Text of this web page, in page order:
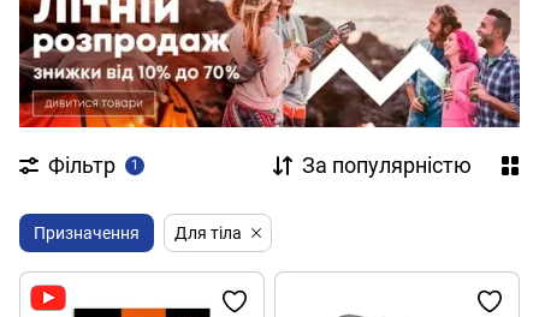
Фільтр 1 За популярністю
Призначення Для тіла